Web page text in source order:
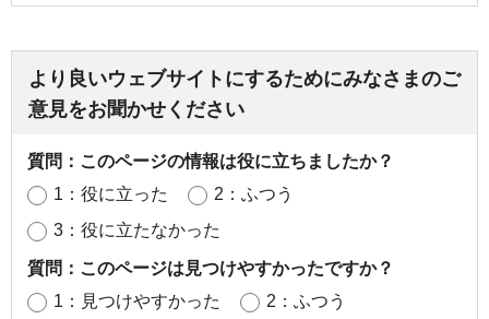
より良いウェブサイトにするためにみなさまのご
意見をお聞かせください
質問：このページの情報は役に立ちましたか？
1：役に立った
2：ふつう
3：役に立たなかった
質問：このページは見つけやすかったですか？
1：見つけやすかった
2：ふつう